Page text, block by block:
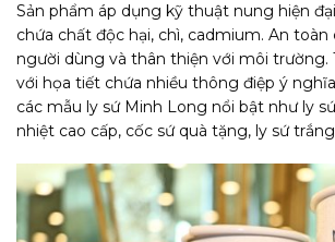
Sản phẩm áp dụng kỹ thuật nung hiện
chứa chất độc hại, chì, cadmium. An toàn
người dùng và thân thiện với môi trường.
với họa tiết chứa nhiều thông điệp ý
các mẫu ly sứ Minh Long nổi bật như ly
nhiệt cao cấp, cốc sứ quà tặng, ly sứ